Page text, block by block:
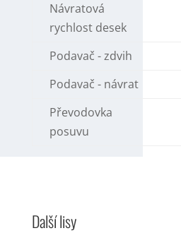
Návratová
rychlost desek
Podavač - zdvih
Podavač - návrat
Převodovka
posuvu
Další lisy